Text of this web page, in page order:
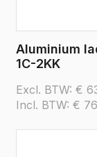
Aluminium
1C-2KK
Excl. BTW: €
Incl. BTW: €